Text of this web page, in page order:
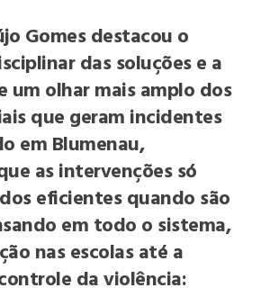
Gomes destacou o
das soluções e a
um olhar mais amplo dos
que geram incidentes
em Blumenau,
as intervenções só
eficientes quando são
em todo o sistema,
nas escolas até a
da violência: